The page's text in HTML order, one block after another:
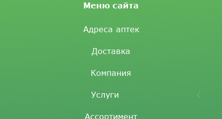
Меню сайта
Адреса аптек
Доставка
Компания
Услуги
Ассортимент